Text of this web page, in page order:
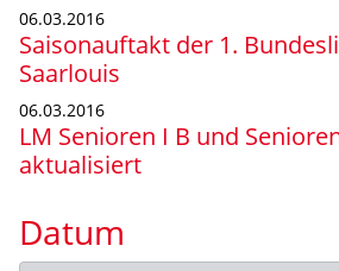
06.03.2016
Saisonauftakt der 1.
Saarlouis
06.03.2016
LM Senioren I B und
aktualisiert
Datum